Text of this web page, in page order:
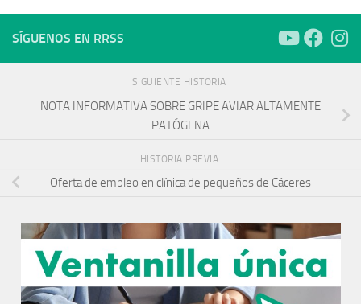
SÍGUENOS EN RRSS
SIGUIENTE HISTORIA
NOTA INFORMATIVA SOBRE GRIPE AVIAR ALTAMENTE
PATÓGENA
HISTORIA PREVIA
Oferta de empleo en clínica de pequeños de Cáceres